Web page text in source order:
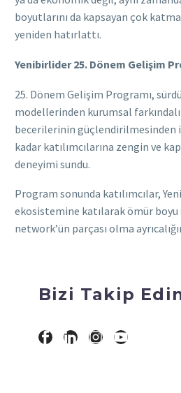
boyutlarını da kapsayan çok
yeniden hatırlattı.
Yenibirlider 25. Dönem Gelişim
25. Dönem Gelişim Programı,
modellerinden kurumsal
becerilerinin güçlendirilmesinden
kadar katılımcılarına zengin ve
deneyimi sundu.
Program sonunda katılımcılar,
ekosistemine katılarak ömür
network’ün parçası olma
Bizi Takip